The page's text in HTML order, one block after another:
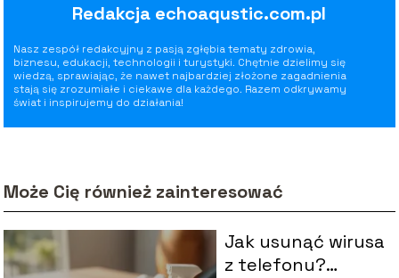
Redakcja echoaqustic.com.pl
Nasz zespół redakcyjny z pasją zgłębia tematy zdrowia,
biznesu, edukacji, technologii i turystyki. Chętnie dzielimy się
wiedzą, sprawiając, że nawet najbardziej złożone zagadnienia
stają się zrozumiałe i ciekawe dla każdego. Razem odkrywamy
świat i inspirujemy do działania!
Może Cię również zainteresować
Jak usunąć wirusa
z telefonu?